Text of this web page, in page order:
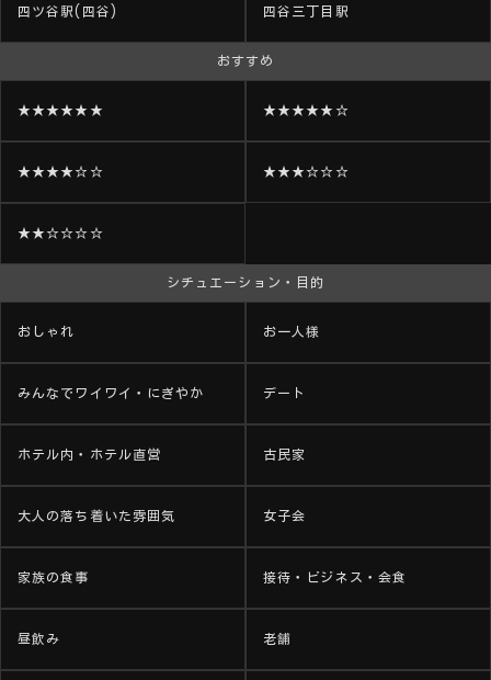
四ツ谷駅(四谷) 四谷三丁目駅
おすすめ
★★★★★★ ★★★★★☆
★★★★☆☆ ★★★☆☆☆
★★☆☆☆☆
シチュエーション・目的
おしゃれ お一人様
みんなでワイワイ・にぎやか デート
ホテル内・ホテル直営 古民家
大人の落ち着いた雰囲気 女子会
家族の食事 接待・ビジネス・会食
昼飲み 老舗